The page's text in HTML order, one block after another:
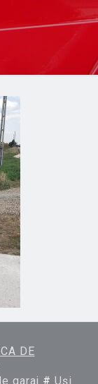
DE
garaj # Uşi